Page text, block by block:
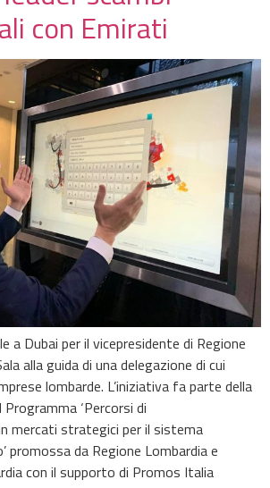
con Emirati
a Dubai per il vicepresidente di Regione
alla guida di una delegazione di cui
lombarde. L’iniziativa fa parte della
‘Percorsi di
mercati strategici per il sistema
promossa da Regione Lombardia e
con il supporto di Promos Italia